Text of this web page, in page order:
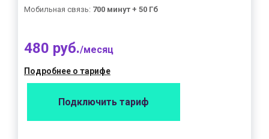
Мобильная связь: 700 минут + 50 Гб
480 руб./месяц
Подробнее о тарифе
Подключить тариф